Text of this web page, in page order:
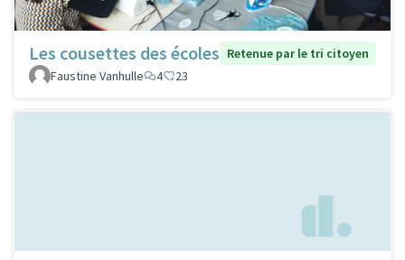
Les cousettes des écoles Retenue par le tri citoyen
Faustine Vanhulle
4 23